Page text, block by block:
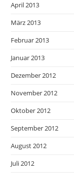
April 2013
März 2013
Februar 2013
Januar 2013
Dezember 2012
November 2012
Oktober 2012
September 2012
August 2012
Juli 2012